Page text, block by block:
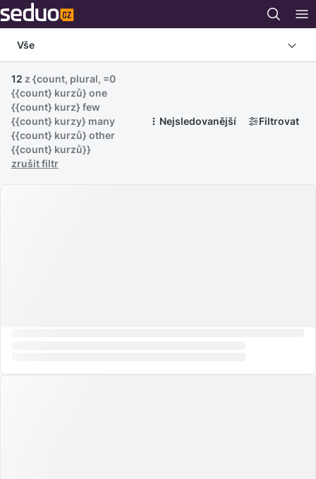
Vše
12 z {count, plural, =0
{{count} kurzů} one
{{count} kurz} few
{{count} kurzy} many
{{count} kurzů} other
{{count} kurzů}}
zrušit filtr
Nejsledovanější Filtrovat